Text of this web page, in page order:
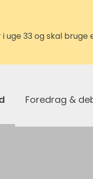
uge 33 og skal
Foredrag &